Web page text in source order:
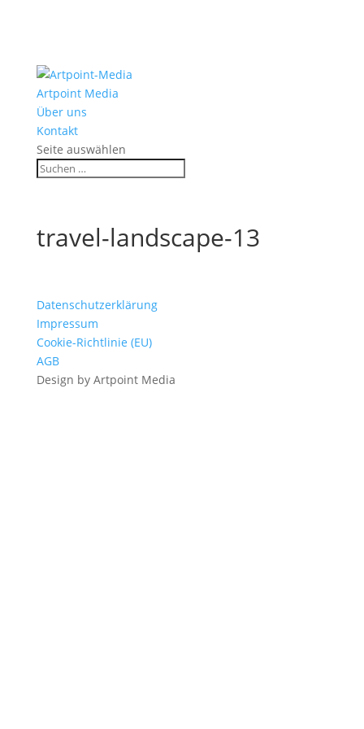
Artpoint Media
Über uns
Kontakt
Seite auswählen
travel-landscape-13
Datenschutzerklärung
Impressum
Cookie-Richtlinie (EU)
AGB
Design by Artpoint Media